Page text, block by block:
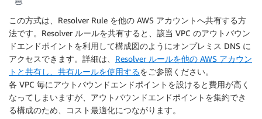
この方式は、Resolver Rule を他の AWS アカウントへ共有する方
法です。Resolver ルールを共有すると、該当 VPC のアウトバウン
ドエンドポイントを利用して構成図のようにオンプレミス DNS に
アクセスできます。詳細は、 Resolver ルールを他の AWS アカウン
トと共有し、共有ルールを使用するをご参照ください。
各 VPC 毎にアウトバウンドエンドポイントを設けると費用が高く
なってしまいますが、アウトバウンドエンドポイントを集約でき
る構成のため、コスト最適化につながります。